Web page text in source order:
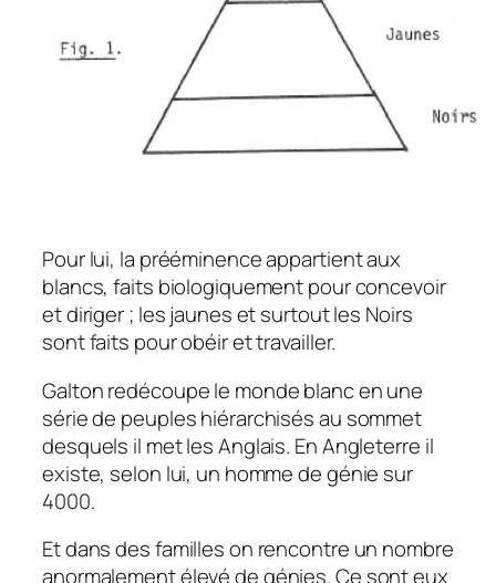
Pour lui, la prééminence appartient aux
blancs, faits biologiquement pour concevoir
et diriger ; les jaunes et surtout les Noirs
sont faits pour obéir et travailler.
Galton redécoupe le monde blanc en une
série de peuples hiérarchisés au sommet
desquels il met les Anglais. En Angleterre il
existe, selon lui, un homme de génie sur
4000.
Et dans des familles on rencontre un nombre
anormalement élevé de génies. Ce sont eux